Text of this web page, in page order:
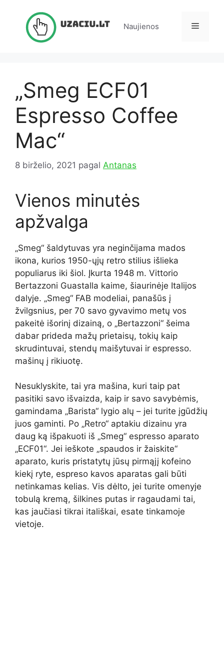
Naujienos Meniu
„Smeg ECF01
Espresso Coffee
Mac“
8 birželio, 2021 pagal Antanas
Vienos minutės
apžvalga
„Smeg“ šaldytuvas yra neginčijama mados
ikona, kurios 1950-ųjų retro stilius išlieka
populiarus iki šiol. Įkurta 1948 m. Vittorio
Bertazzoni Guastalla kaime, šiaurinėje Italijos
dalyje. „Smeg“ FAB modeliai, panašūs į
žvilgsnius, per 70 savo gyvavimo metų vos
pakeitė išorinį dizainą, o „Bertazzoni“ šeima
dabar prideda mažų prietaisų, tokių kaip
skrudintuvai, stendų maišytuvai ir espresso.
mašinų į rikiuotę.
Nesuklyskite, tai yra mašina, kuri taip pat
pasitiki savo išvaizda, kaip ir savo savybėmis,
gamindama „Barista“ lygio alų – jei turite įgūdžių
juos gaminti. Po „Retro“ aptakiu dizainu yra
daug ką išpakuoti iš „Smeg“ espresso aparato
„ECF01“. Jei ieškote „spaudos ir žaiskite“
aparato, kuris pristatytų jūsų pirmąjį kofeino
kiekį ryte, espreso kavos aparatas gali būti
netinkamas kelias. Vis dėlto, jei turite omenyje
tobulą kremą, šilkines putas ir ragaudami tai,
kas jaučiasi tikrai itališkai, esate tinkamoje
vietoje.